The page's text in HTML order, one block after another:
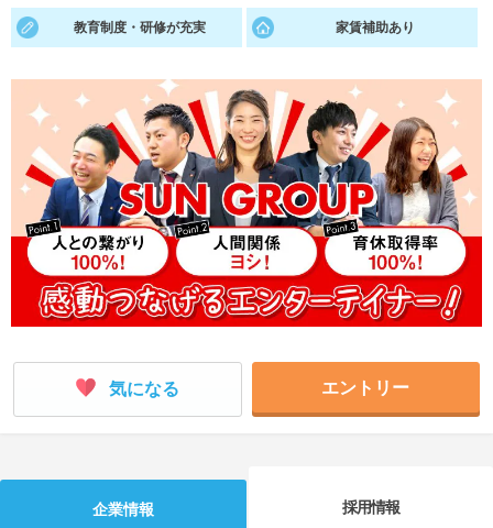
就活ノウハウが満載！ お役立ち記事・相談室など
適職診断
あなたに合う仕事を診断！
就活チャンネル
動画で対策講座をチェック
就活ニュースペーパー
就活時事ニュースを更新
よくある質問
不明点があればこちら
教育制度・研修が充実 家賃補助あり
気になる エントリー
企業情報 採用情報